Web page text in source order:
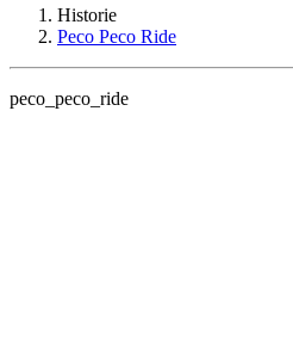
Historie
Peco Peco Ride
peco_peco_ride